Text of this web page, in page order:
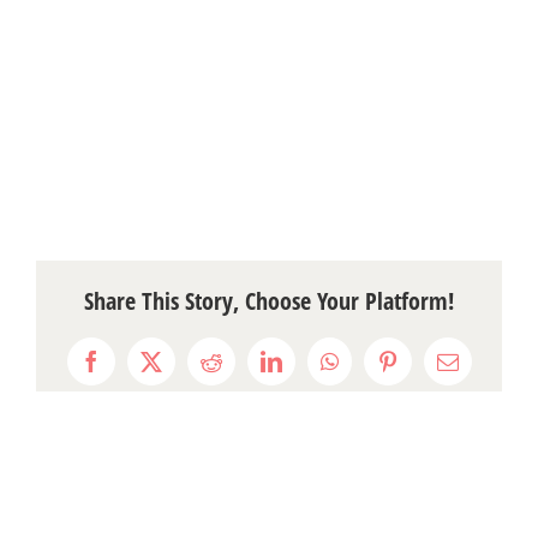
Share This Story, Choose Your Platform!
Facebook
X RedditLinkedInWhatsAppPinterestEmail